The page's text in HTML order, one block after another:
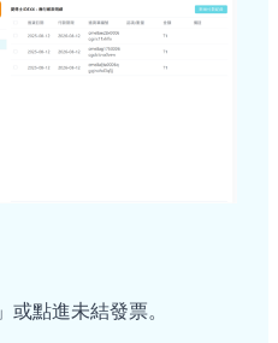
」或點進未結發票。